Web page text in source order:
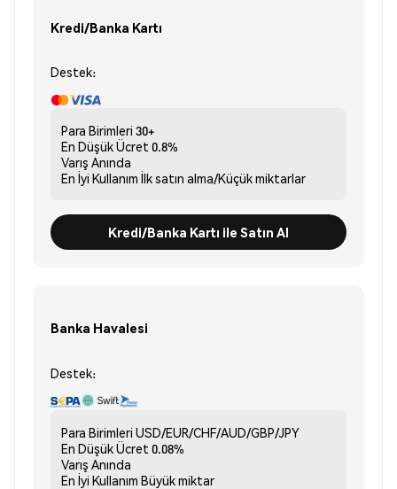
Kredi/Banka Kartı
Destek:
Para Birimleri 30+
En Düşük Ücret 0.8%
Varış Anında
En İyi Kullanım İlk satın alma/Küçük miktarlar
Kredi/Banka Kartı ile Satın Al
Banka Havalesi
Destek:
Para Birimleri USD/EUR/CHF/AUD/GBP/JPY
En Düşük Ücret 0.08%
Varış Anında
En İyi Kullanım Büyük miktar